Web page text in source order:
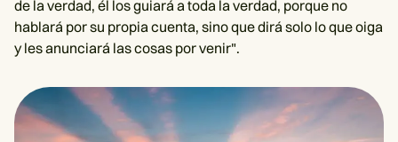
de la verdad, él los guiará a toda la verdad, porque no
hablará por su propia cuenta, sino que dirá solo lo que oiga
y les anunciará las cosas por venir".